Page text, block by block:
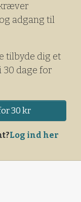
adgang til
tilbyde dig et
dage for
30 kr
Log ind her